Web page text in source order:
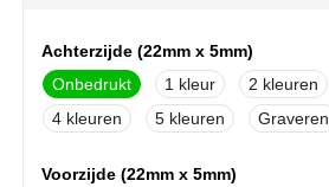
Mentos
Mepal
Achterzijde (22mm x 5mm)
Onbedrukt
1 2
4
5 Graveren
Voorzijde (22mm x 5mm)